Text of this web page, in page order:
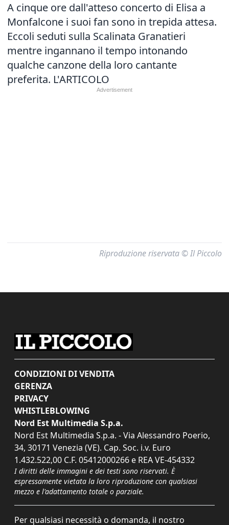
A cinque ore dall'atteso concerto di Elisa a
Monfalcone i suoi fan sono in trepida attesa.
Eccoli seduti sulla Scalinata Granatieri
mentre ingannano il tempo intonando
qualche canzone della loro cantante
preferita. L'ARTICOLO
Riproduzione riservata © Il Piccolo
CONDIZIONI DI VENDITA
GERENZA
PRIVACY
WHISTLEBLOWING
Nord Est Multimedia S.p.a.
Nord Est Multimedia S.p.a. - Via Alessandro Poerio,
34, 30171 Venezia (VE). Cap. Soc. i.v. Euro
1.432.522,00 C.F. 05412000266 e REA VE-454332
I diritti delle immagini e dei testi sono riservati. È
espressamente vietata la loro riproduzione con qualsiasi
mezzo e l'adattamento totale o parziale.
Per qualsiasi necessità o domanda, il nostro